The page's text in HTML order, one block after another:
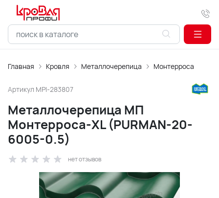
Главная Кровля Металлочерепица Монтерроса
Артикул MPI-283807
Металлочерепица МП
Монтерроса-XL (PURMAN-20-
6005-0.5)
нет отзывов